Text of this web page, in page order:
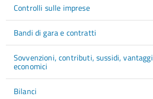
Controlli sulle imprese
Bandi di gara e contratti
Sovvenzioni, contributi, sussidi, vantaggi
economici
Bilanci